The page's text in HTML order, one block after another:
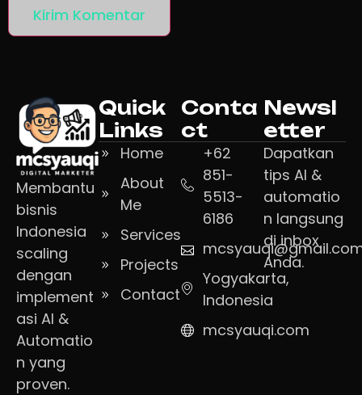
Membantu
bisnis
Indonesia
scaling
dengan
implement
asi AI &
Automatio
n yang
proven.
Quick
Links
Home
About
Me
Services
Projects
Contact
Conta
ct
+62
851-
5513-
6186
Yogyakarta,
Indonesia
mcsyauqi.com
Newsl
etter
Dapatkan
tips AI &
automatio
n langsung
di inbox
Anda.